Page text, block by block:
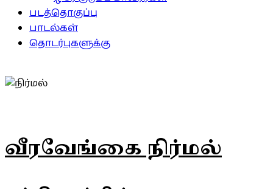
படத்தொகுப்பு
பாடல்கள்
தொடர்புகளுக்கு
வீரவேங்கை நிர்மல்